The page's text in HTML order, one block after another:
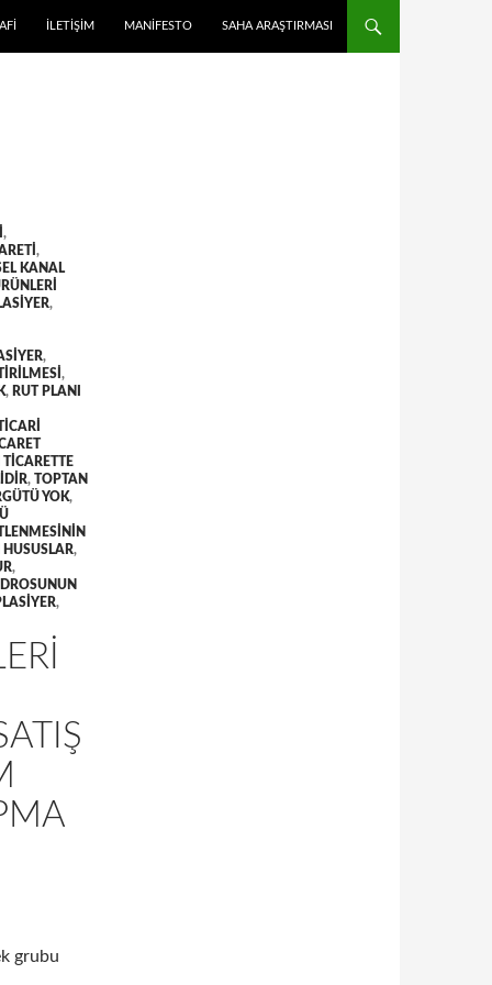
İLETIŞIM MANIFESTO SAHA ARAŞTIRMASI
,
,
KANAL
,
,
,
, RUT PLANI
, TOPTAN
YOK,
,
,
,
grubu